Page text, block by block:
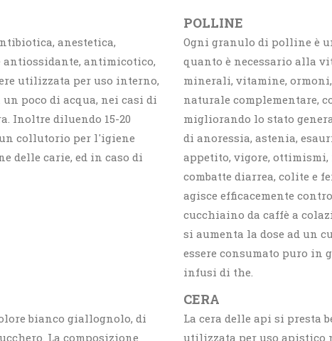
anestetica,
antiossidante, antimicotico,
utilizzata per uso interno,
poco di acqua, nei casi di
Inoltre diluendo 15-20
collutorio per l'igiene
delle carie, ed in caso di
POLLINE
Ogni granulo di polline è
quanto è necessario alla
minerali, vitamine,
naturale complementare,
migliorando lo stato
di anoressia, astenia,
appetito, vigore,
combatte diarrea, colite e
agisce efficacemente
cucchiaino da caffè a
si aumenta la dose ad un
essere consumato puro in
infusi di the.
bianco giallognolo, di
La composizione
CERA
La cera delle api si presta
utilizzata per uso apistico